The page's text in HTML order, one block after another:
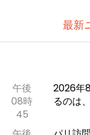
最新
午後
08時
45
2026年
るのは